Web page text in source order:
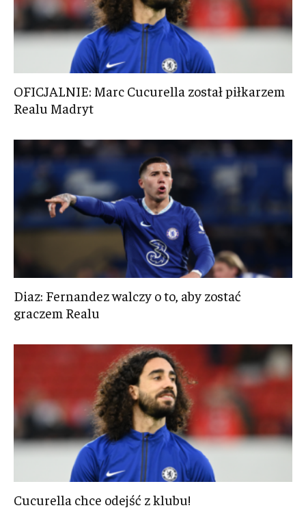
OFICJALNIE: Marc Cucurella został piłkarzem
Realu Madryt
Diaz: Fernandez walczy o to, aby zostać
graczem Realu
Cucurella chce odejść z klubu!